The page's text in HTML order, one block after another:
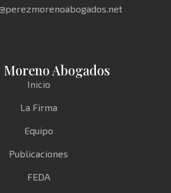
Moreno Abogados
Inicio
La Firma
Equipo
Publicaciones
FEDA